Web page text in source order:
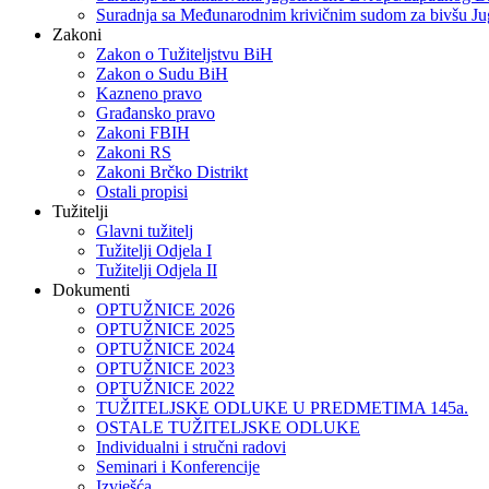
Suradnja sa Međunarodnim krivičnim sudom za bivšu
Zakoni
Zakon o Тužiteljstvu BiH
Zakon o Sudu BiH
Kazneno pravo
Građansko pravo
Zakoni FBIH
Zakoni RS
Zakoni Brčko Distrikt
Ostali propisi
Tužitelji
Glavni tužitelj
Tužitelji Odjela I
Tužitelji Odjela II
Dokumenti
OPTUŽNICE 2026
OPTUŽNICE 2025
OPTUŽNICE 2024
OPTUŽNICE 2023
OPTUŽNICE 2022
TUŽITELJSKE ODLUKE U PREDMETIMA 145a.
OSTALE TUŽITELJSKE ODLUKE
Individualni i stručni radovi
Seminari i Konferencije